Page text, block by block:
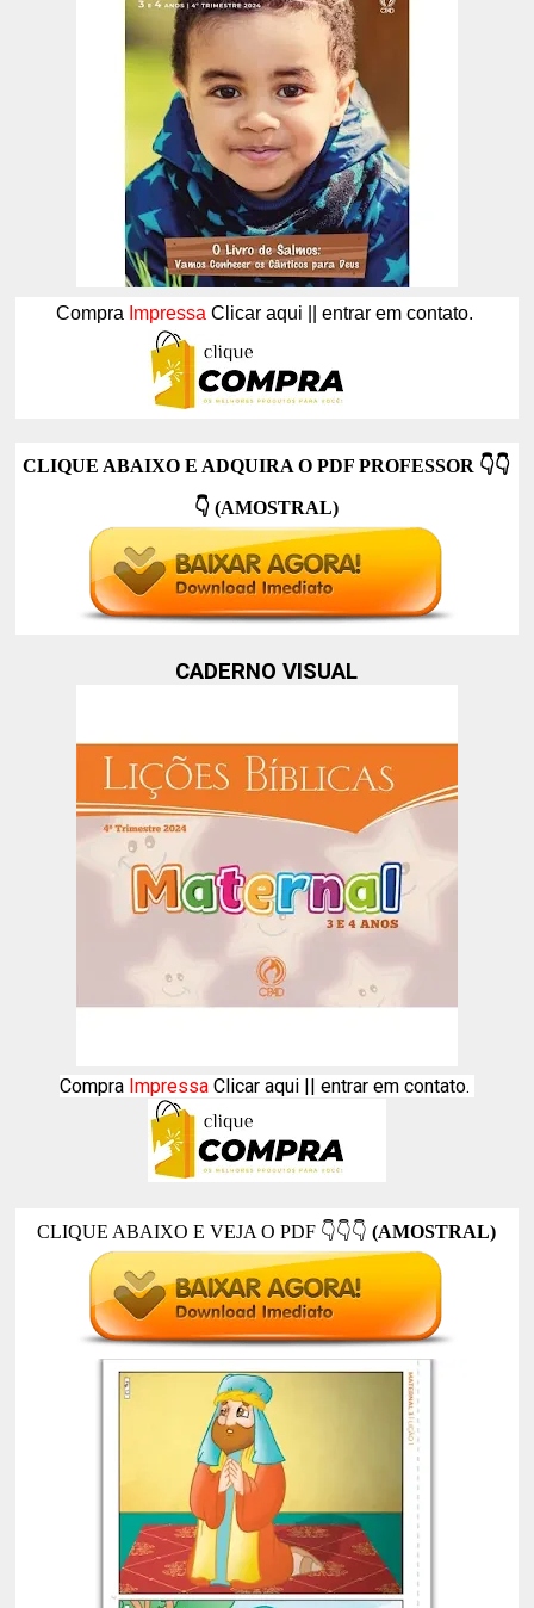
Compra Impressa Clicar aqui || entrar em contato.
CLIQUE ABAIXO E ADQUIRA O PDF PROFESSOR 👇👇
👇(AMOSTRAL)
CADERNO VISUAL
Compra ImpressaClicar aqui || entrar em contato.
CLIQUE ABAIXO E VEJA O PDF 👇👇👇(AMOSTRAL)